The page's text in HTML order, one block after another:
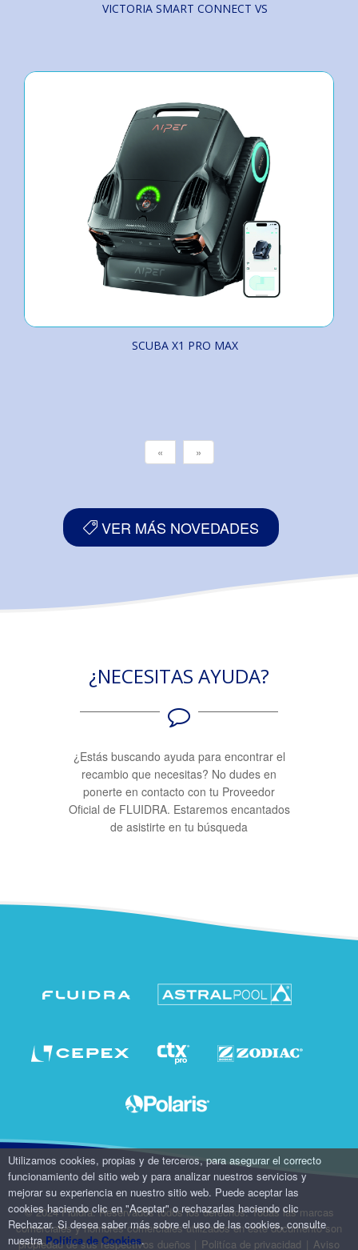
VICTORIA SMART CONNECT VS
SCUBA X1 PRO MAX
« »
VER MÁS NOVEDADES
¿NECESITAS AYUDA?
¿Estás buscando ayuda para encontrar el
recambio que necesitas? No dudes en
ponerte en contacto con tu Proveedor
Oficial de FLUIDRA. Estaremos encantados
de asistirte en tu búsqueda
© 2024 Fluidra. Reservados todos los derechos. Todas las marcas
comerciales y nombres comerciales utilizados en este documento son
propiedad de sus respectivos dueños | Politíca de privacidad | Aviso
Utilizamos cookies, propias y de terceros, para asegurar el correcto
funcionamiento del sitio web y para analizar nuestros servicios y
mejorar su experiencia en nuestro sitio web. Puede aceptar las
cookies haciendo clic en "Aceptar" o rechazarlas haciendo clic
Rechazar. Si desea saber más sobre el uso de las cookies, consulte
nuestraPolítica de Cookies.